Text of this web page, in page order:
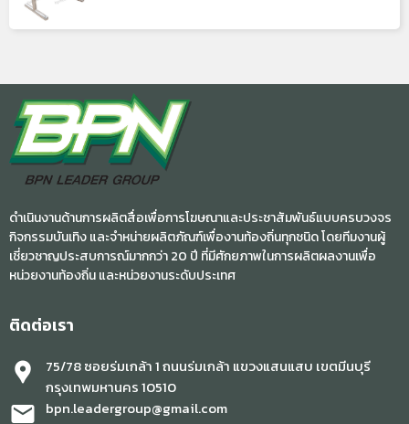
ดำเนินงานด้านการผลิตสื่อเพื่อการโฆษณาและประชาสัมพันธ์แบบครบวงจร
กิจกรรมบันเทิง และจำหน่ายผลิตภัณฑ์เพื่องานท้องถิ่นทุกชนิด โดยทีมงานผู้
เชี่ยวชาญประสบการณ์มากกว่า 20 ปี ที่มีศักยภาพในการผลิตผลงานเพื่อ
หน่วยงานท้องถิ่น และหน่วยงานระดับประเทศ
ติดต่อเรา
location_pin
75/78 ซอยร่มเกล้า 1 ถนนร่มเกล้า แขวงแสนแสบ เขตมีนบุรี
กรุงเทพมหานคร 10510
mail bpn.leadergroup@gmail.com